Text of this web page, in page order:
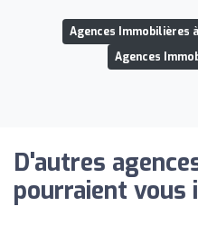
Agences Immobilières
Agences
D'autres
pourraient vous